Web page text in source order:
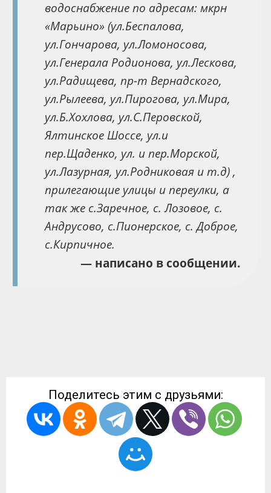
водоснабжение по адресам: мкрн
«Марьино» (ул.Беспалова,
ул.Гончарова, ул.Ломоносова,
ул.Генерала Родионова, ул.Лескова,
ул.Радищева, пр-т Вернадского,
ул.Рылеева, ул.Пирогова, ул.Мира,
ул.Б.Хохлова, ул.С.Перовской,
Ялтинское Шоссе, ул.и
пер.Щаденко, ул. и пер.Морской,
ул.Лазурная, ул.Родниковая и т.д) ,
прилегающие улицы и переулки, а
так же с.Заречное, с. Лозовое, с.
Андрусово, с.Пионерское, с. Доброе,
с.Кирпичное.
— написано в сообщении.
Поделитесь этим с друзьями: